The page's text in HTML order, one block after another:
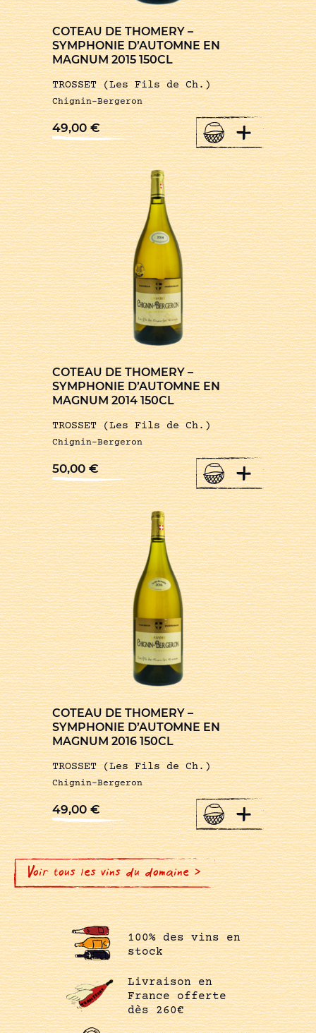
COTEAU DE THOMERY –
SYMPHONIE D’AUTOMNE EN
MAGNUM 2015 150CL
TROSSET (Les Fils de Ch.)
Chignin-Bergeron
49,00€ +
COTEAU DE THOMERY –
SYMPHONIE D’AUTOMNE EN
MAGNUM 2014 150CL
TROSSET (Les Fils de Ch.)
Chignin-Bergeron
50,00€ +
COTEAU DE THOMERY –
SYMPHONIE D’AUTOMNE EN
MAGNUM 2016 150CL
TROSSET (Les Fils de Ch.)
Chignin-Bergeron
49,00€ +
Voir tous les vins du domaine >
100% des vins en
stock
Livraison en
France offerte
dès 260€